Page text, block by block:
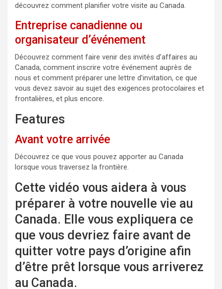
découvrez comment planifier votre visite au Canada.
Entreprise canadienne ou
organisateur d’événement
Découvrez comment faire venir des invités d’affaires au
Canada, comment inscrire votre événement auprès de
nous et comment préparer une lettre d’invitation, ce que
vous devez savoir au sujet des exigences protocolaires et
frontalières, et plus encore.
Features
Avant votre arrivée
Découvrez ce que vous pouvez apporter au Canada
lorsque vous traversez la frontière.
Cette vidéo vous aidera à vous
préparer à votre nouvelle vie au
Canada. Elle vous expliquera ce
que vous devriez faire avant de
quitter votre pays d’origine afin
d’être prêt lorsque vous arriverez
au Canada.